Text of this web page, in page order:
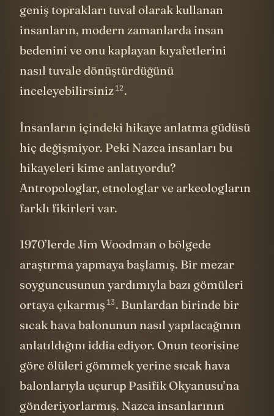
geniş toprakları tuval olarak kullanan
insanların, modern zamanlarda insan
bedenini ve onu kaplayan kıyafetlerini
nasıl tuvale dönüştürdüğünü
inceleyebilirsiniz12.
İnsanların içindeki hikaye anlatma güdüsü
hiç değişmiyor. Peki Nazca insanları bu
hikayeleri kime anlatıyordu?
Antropologlar, etnologlar ve arkeologların
farklı fikirleri var.
1970’lerde Jim Woodman o bölgede
araştırma yapmaya başlamış. Bir mezar
soyguncusunun yardımıyla bazı gömüleri
ortayaçıkarmış 13. Bunlardan birinde bir
sıcak hava balonunun nasıl yapılacağının
anlatıldığını iddia ediyor. Onun teorisine
göre ölüleri gömmek yerine sıcak hava
balonlarıyla uçurup Pasifik Okyanusu’na
gönderiyorlarmış. Nazca insanlarının